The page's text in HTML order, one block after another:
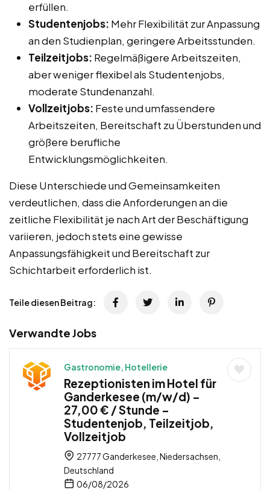
erfüllen.
Studentenjobs: Mehr Flexibilität zur Anpassung
an den Studienplan, geringere Arbeitsstunden.
Teilzeitjobs: Regelmäßigere Arbeitszeiten,
aber weniger flexibel als Studentenjobs,
moderate Stundenanzahl.
Vollzeitjobs: Feste und umfassendere
Arbeitszeiten, Bereitschaft zu Überstunden und
größere berufliche
Entwicklungsmöglichkeiten.
Diese Unterschiede und Gemeinsamkeiten
verdeutlichen, dass die Anforderungen an die
zeitliche Flexibilität je nach Art der Beschäftigung
variieren, jedoch stets eine gewisse
Anpassungsfähigkeit und Bereitschaft zur
Schichtarbeit erforderlich ist.
Teile diesen Beitrag:
Verwandte Jobs
Gastronomie, Hotellerie
Rezeptionisten im Hotel für
Ganderkesee (m/w/d) –
27,00 € / Stunde –
Studentenjob, Teilzeitjob,
Vollzeitjob
27777 Ganderkesee, Niedersachsen,
Deutschland
06/08/2026